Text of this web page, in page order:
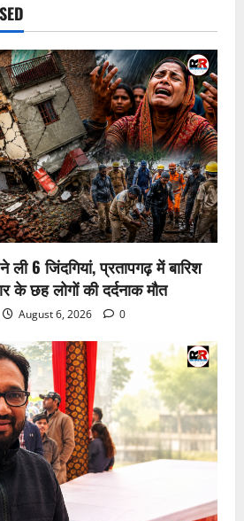
6 जिंदगियां, प्रतापगढ़ में बारिश
के छह लोगों की दर्दनाक मौत
August 6, 2026 0